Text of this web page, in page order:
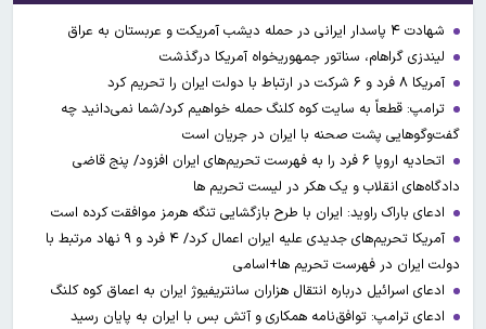
شهادت ۴ پاسدار ایرانی در حمله دیشب آمریکت و عربستان به عراق
لیندزی گراهام، سناتور جمهوریخواه آمریکا درگذشت
آمریکا ۸ فرد و ۶ شرکت در ارتباط با دولت ایران را تحریم کرد
ترامپ: قطعاً به سایت کوه کلنگ حمله خواهیم کرد/شما نمی‌دانید چه
گفت‌وگوهایی پشت صحنه با ایران در جریان است
اتحادیه اروپا ۶ فرد را به فهرست تحریم‌های ایران افزود/ پنج قاضی
دادگاه‌های انقلاب و یک هکر در لیست تحریم ها
ادعای باراک راوید: ایران با طرح بازگشایی تنگه هرمز موافقت کرده است
آمریکا تحریم‌های جدیدی علیه ایران اعمال کرد/ ۴ فرد و ۹ نهاد مرتبط با
دولت ایران در فهرست تحریم ها+اسامی
ادعای اسرائیل درباره انتقال هزاران سانتریفیوژ ایران به اعماق کوه کلنگ
ادعای ترامپ: توافق‌نامه همکاری و آتش بس با ایران به پایان رسید